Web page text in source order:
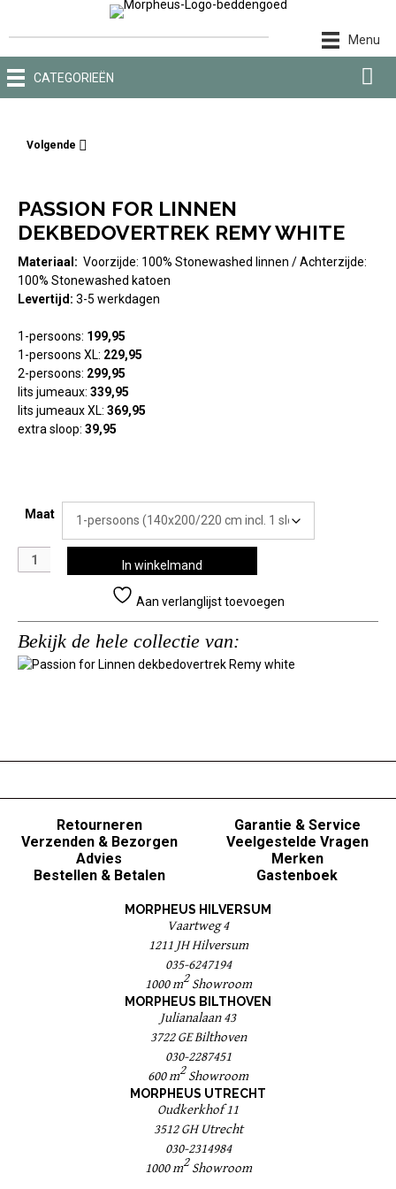
Menu
CATEGORIEËN
Volgende
PASSION FOR LINNEN
DEKBEDOVERTREK REMY WHITE
Materiaal: Voorzijde: 100% Stonewashed linnen / Achterzijde:
100% Stonewashed katoen
Levertijd: 3-5 werkdagen
1-persoons: 199,95
1-persoons XL: 229,95
2-persoons: 299,95
lits jumeaux: 339,95
lits jumeaux XL: 369,95
extra sloop: 39,95
Maat
Passion
for
white
aantal
In winkelmand
Aan verlanglijst toevoegen
Bekijk de hele collectie van:
Retourneren
Verzenden & Bezorgen
Advies
Bestellen & Betalen
Garantie & Service
Veelgestelde Vragen
Merken
Gastenboek
MORPHEUS HILVERSUM
Vaartweg 4
1211 JH Hilversum
035-6247194
1000 m2Showroom
MORPHEUS BILTHOVEN
Julianalaan 43
3722 GE Bilthoven
030-2287451
600 m2 Showroom
MORPHEUS UTRECHT
Oudkerkhof 11
3512 GH Utrecht
030-2314984
1000 m2Showroom